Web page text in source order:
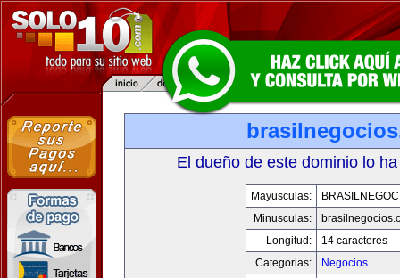
El dueño de este dominio lo
Mayusculas:
Minusculas:
Longitud:
14 caracteres
Categorias:
Negocios